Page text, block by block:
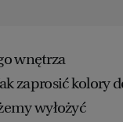
wnętrza
zaprosić kolory
wyłożyć